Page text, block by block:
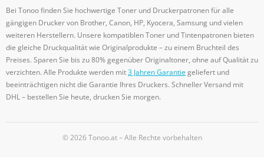
Bei Tonoo finden Sie hochwertige Toner und Druckerpatronen für alle
gängigen Drucker von Brother, Canon, HP, Kyocera, Samsung und vielen
weiteren Herstellern. Unsere kompatiblen Toner und Tintenpatronen bieten
die gleiche Druckqualität wie Originalprodukte – zu einem Bruchteil des
Preises. Sparen Sie bis zu 80% gegenüber Originaltoner, ohne auf Qualität zu
verzichten. Alle Produkte werden mit3 Jahren Garantiegeliefert und
beeinträchtigen nicht die Garantie Ihres Druckers. Schneller Versand mit
DHL – bestellen Sie heute, drucken Sie morgen.
© 2026 Tonoo.at – Alle Rechte vorbehalten